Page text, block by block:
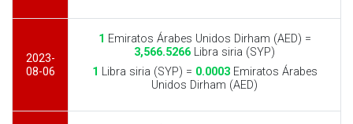
2023-
08-06
1 Emiratos Árabes Unidos Dirham (AED) =
3,566.5266 Libra siria (SYP)
1 Libra siria (SYP) = 0.0003Emiratos Árabes
Unidos Dirham (AED)